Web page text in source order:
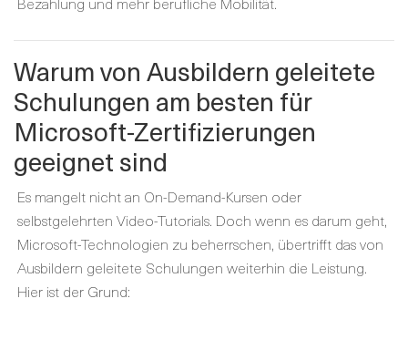
Warum von Ausbildern geleitete
Schulungen am besten für
Microsoft-Zertifizierungen
geeignet sind
Es mangelt nicht an On-Demand-Kursen oder
selbstgelehrten Video-Tutorials. Doch wenn es darum geht,
Microsoft-Technologien zu beherrschen, übertrifft das von
Ausbildern geleitete Schulungen weiterhin die Leistung.
Hier ist der Grund: